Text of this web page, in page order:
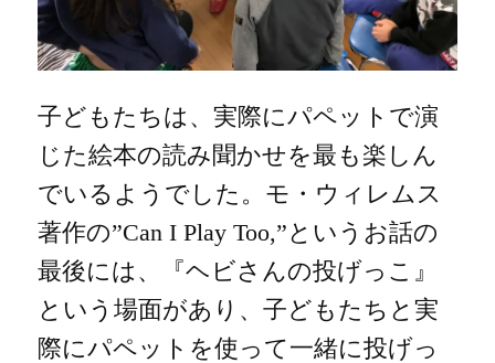
子どもたちは、実際にパペットで演
じた絵本の読み聞かせを最も楽しん
でいるようでした。モ・ウィレムス
著作の”Can I Play Too,”というお話の
最後には、『ヘビさんの投げっこ』
という場面があり 、子どもたちと実
際にパペットを使って一緒に投げっ